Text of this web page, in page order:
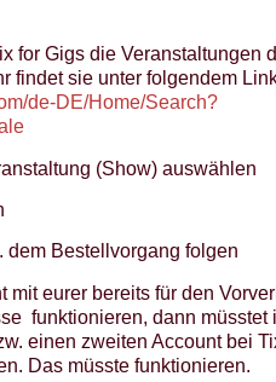
for Gigs die Veranstaltungen
findet sie unter folgendem
de-DE/Home/Search?
(Show) auswählen
Bestellvorgang folgen
eurer bereits für den
funktionieren, dann müsstet
einen zweiten Account bei
Das müsste funktionieren.